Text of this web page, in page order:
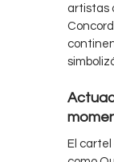
artistas
El cartel